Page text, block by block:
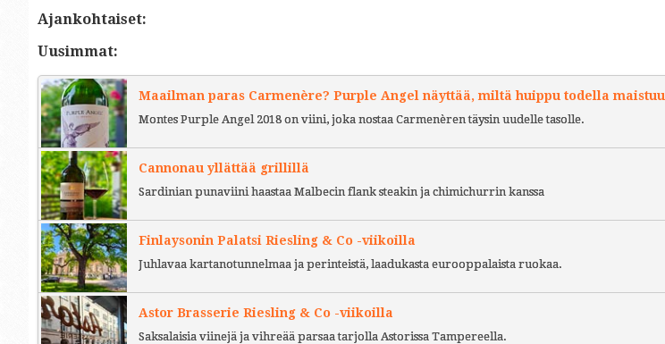
Ajankohtaiset:
Uusimmat:
Maailman paras Carmenère? Purple Angel näyttää, miltä huippu todella maistuu
Montes Purple Angel 2018 on viini, joka nostaa Carmenèren täysin uudelle tasolle.
Cannonau yllättää grillillä
Sardinian punaviini haastaa Malbecin flank steakin ja chimichurrin kanssa
Finlaysonin Palatsi Riesling & Co -viikoilla
Juhlavaa kartanotunnelmaa ja perinteistä, laadukasta eurooppalaista ruokaa.
Astor Brasserie Riesling & Co -viikoilla
Saksalaisia viinejä ja vihreää parsaa tarjolla Astorissa Tampereella.